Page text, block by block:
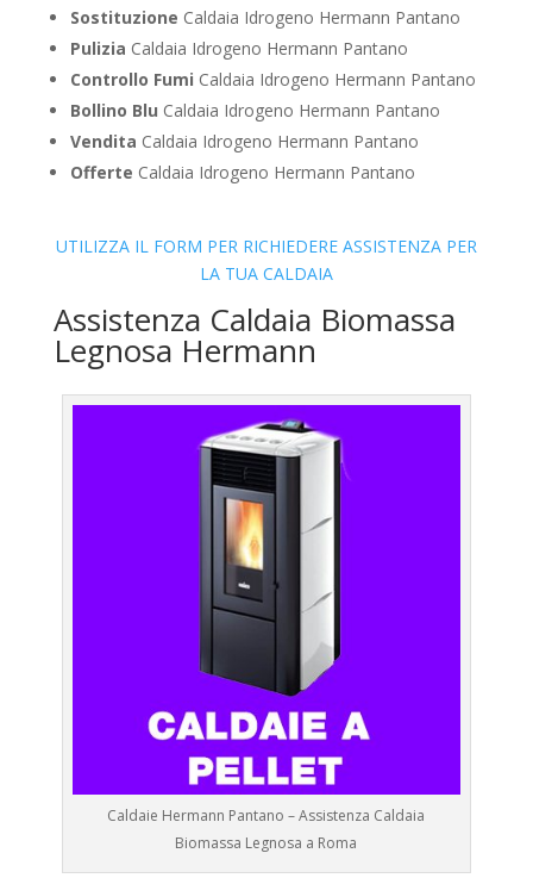
Sostituzione Caldaia Idrogeno Hermann Pantano
Pulizia Caldaia Idrogeno Hermann Pantano
Controllo Fumi Caldaia Idrogeno Hermann Pantano
Bollino Blu Caldaia Idrogeno Hermann Pantano
Vendita Caldaia Idrogeno Hermann Pantano
Offerte Caldaia Idrogeno Hermann Pantano
UTILIZZA IL FORM PER RICHIEDERE ASSISTENZA PER
LA TUA CALDAIA
Assistenza Caldaia Biomassa
Legnosa Hermann
Caldaie Hermann Pantano – Assistenza Caldaia
Biomassa Legnosa a Roma